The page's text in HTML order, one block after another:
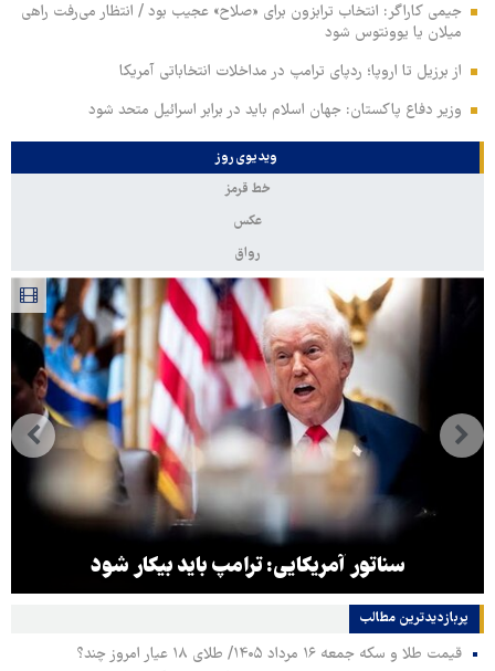
جیمی کاراگر: انتخاب ترابزون برای «صلاح» عجیب بود / انتظار می‌رفت راهی
میلان یا یوونتوس شود
از برزیل تا اروپا؛ ردپای ترامپ در مداخلات انتخاباتی آمریکا
وزیر دفاع پاکستان: جهان اسلام باید در برابر اسرائیل متحد شود
ویدیوی روز
خط قرمز
عکس
رواق
سناتور آمریکایی: ترامپ باید بیکار شود
پربازدیدترین‌ مطالب
قیمت طلا و سکه جمعه ۱۶ مرداد ۱۴۰۵/ طلای ۱۸ عیار امروز چند؟